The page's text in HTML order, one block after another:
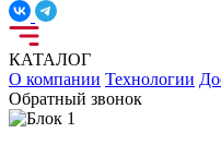
КАТАЛОГ
О компании Технологии
Обратный звонок